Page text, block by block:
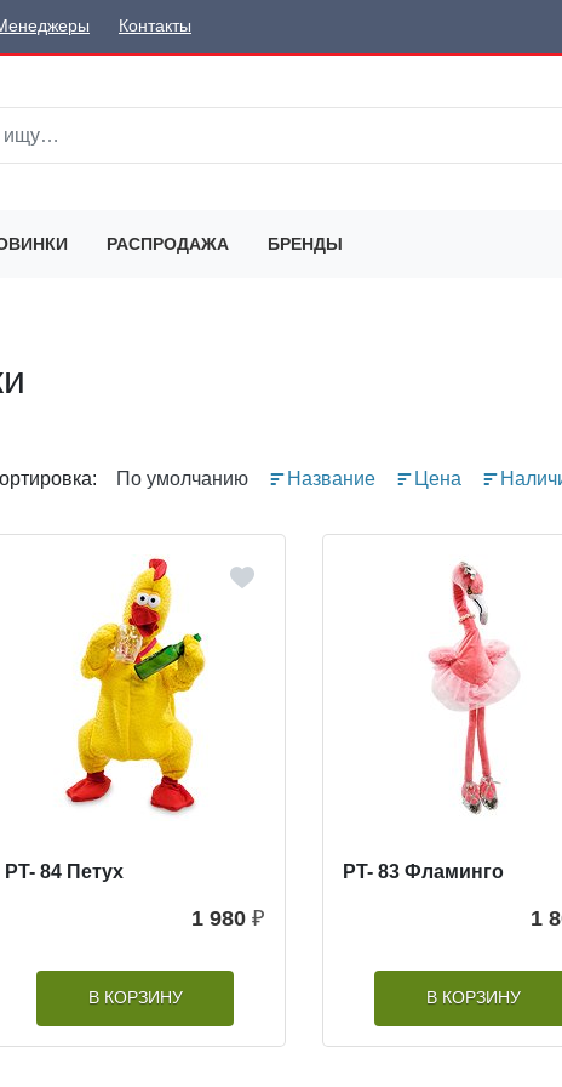
Контакты
РАСПРОДАЖА БРЕНДЫ
По умолчанию Название Цена
PT- 84 Петух
1 980 ₽
В КОРЗИНУ
PT- 83 Фламинго
1
В КОРЗИНУ